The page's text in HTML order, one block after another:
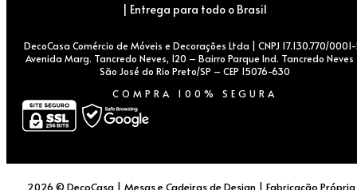
| Entrega para todo o Brasil
DecoCasa Comércio de Móveis e Decorações Ltda | CNPJ 17.130.770/0001-
Avenida Marg. Tancredo Neves, 120 – Bairro Parque Ind. Tancredo
São José do Rio Preto/SP – CEP 15076-630
COMPRA 100% SEGURA
2026 © DecoCasa | Mesas e Cadeiras de Design | Fabricação